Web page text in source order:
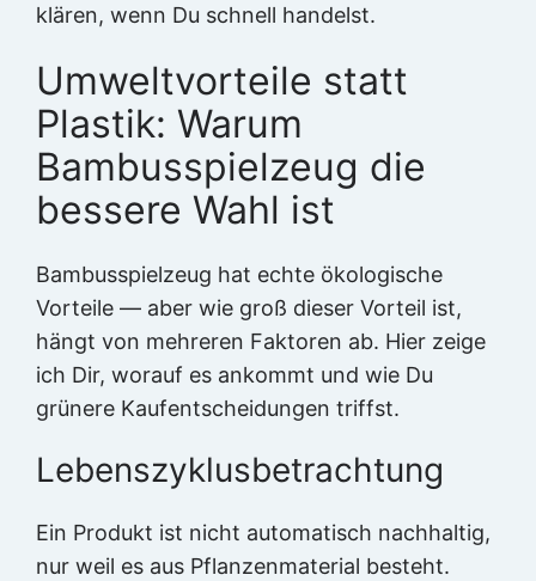
klären, wenn Du schnell handelst.
Umweltvorteile statt
Plastik: Warum
Bambusspielzeug die
bessere Wahl ist
Bambusspielzeug hat echte ökologische
Vorteile — aber wie groß dieser Vorteil ist,
hängt von mehreren Faktoren ab. Hier zeige
ich Dir, worauf es ankommt und wie Du
grünere Kaufentscheidungen triffst.
Lebenszyklusbetrachtung
Ein Produkt ist nicht automatisch nachhaltig,
nur weil es aus Pflanzenmaterial besteht.